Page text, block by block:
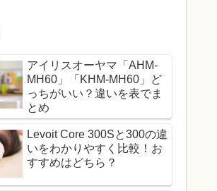
アイリスオーヤマ「AHM-
MH60」「KHM-MH60」ど
っちがいい？違いを表でま
とめ
Levoit Core 300Sと300の違
いをわかりやすく比較！お
すすめはどちら？